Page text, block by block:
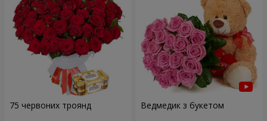
75 червоних троянд Ведмедик з букетом